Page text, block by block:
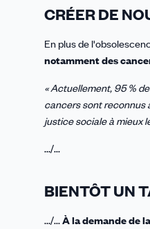
CRÉER DE
En plus de
notamment des
« Actuellement, 95 %
cancers sont reconnus
justice sociale à mieux
.../...
BIENTÔT UN
.../...À la demande de